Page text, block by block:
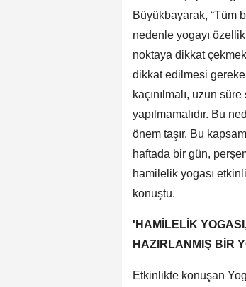
Büyükbayarak, “Tüm
nedenle yogayı
noktaya dikkat
dikkat edilmesi
kaçınılmalı, uzun
yapılmamalıdır. Bu
önem taşır. Bu
haftada bir gün,
hamilelik yogası
konuştu.
'HAMİLELİK
HAZIRLANMIŞ BİR
Etkinlikte konuşan